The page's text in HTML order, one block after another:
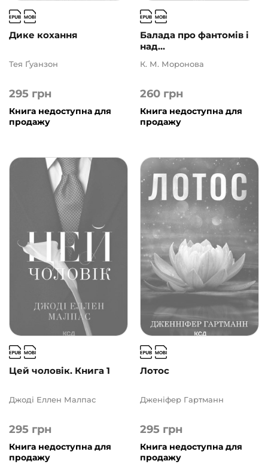
Морфеус
Наірі(97)
Сакцент Плюс
Сафран
(24)
Своє(8)
Фабула(273)
ФОП Вишневська Ксеня Іванівна(3)
ФОП Опанасенко С.В.
ФОП Тарас Вашків
Чорні вівці(71)
Ще одну сторінку
АВТОРИ
ЦІНА
Дике кохання
295 грн
Тея Ґуанзон
Книга недоступна для
продажу
Балада про фантомів і
над...
260 грн
К. М. Моронова
Книга недоступна для
продажу
Цей чоловік. Книга 1
295 грн
Джоді Еллен Малпас
Книга недоступна для
продажу
Лотос
295 грн
Дженіфер Гартманн
Книга недоступна для
продажу